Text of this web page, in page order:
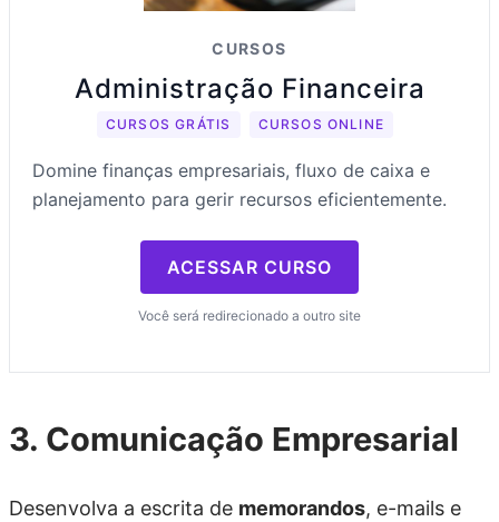
CURSOS
Administração Financeira
CURSOS GRÁTIS CURSOS ONLINE
Domine finanças empresariais, fluxo de caixa e
planejamento para gerir recursos eficientemente.
ACESSAR CURSO
Você será redirecionado a outro site
3. Comunicação Empresarial
Desenvolva a escrita de memorandos, e-mails e